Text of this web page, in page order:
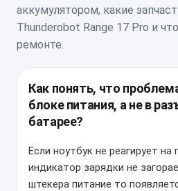
аккумулятором, какие
Thunderobot Range 17 Pro и
ремонте.
Как понять, что
блоке питания, а не в
батарее?
Если ноутбук не реагирует на
индикатор зарядки не
штекера питание то